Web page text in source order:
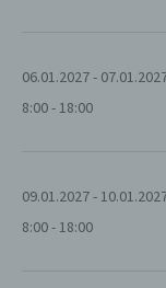
06.01.2027 -
8:00 - 18:00
09.01.2027 -
8:00 - 18:00
darin
werden,
die sich
Lage,